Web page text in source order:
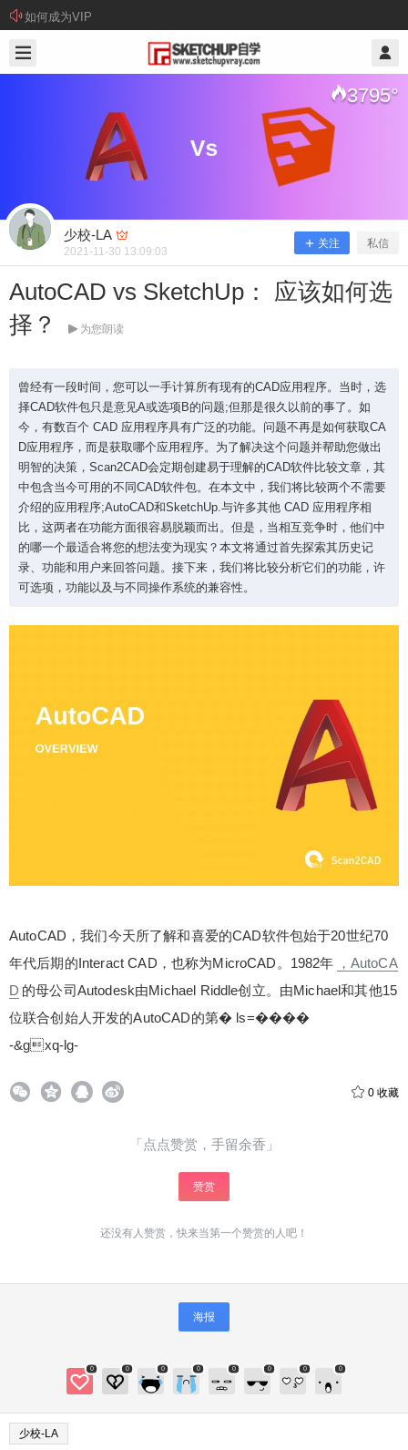
如何成为VIP
3795°
少校-LA
2021-11-30 13:09:03
关注 私信
AutoCAD vs SketchUp： 应该如何选
择？
为您朗读
曾经有一段时间，您可以一手计算所有现有的CAD应用程序。当时，选
择CAD软件包只是意见A或选项B的问题;但那是很久以前的事了。如
今，有数百个 CAD 应用程序具有广泛的功能。问题不再是如何获取CA
D应用程序，而是获取哪个应用程序。为了解决这个问题并帮助您做出
明智的决策，Scan2CAD会定期创建易于理解的CAD软件比较文章，其
中包含当今可用的不同CAD软件包。在本文中，我们将比较两个不需要
介绍的应用程序;AutoCAD和SketchUp.与许多其他 CAD 应用程序相
比，这两者在功能方面很容易脱颖而出。但是，当相互竞争时，他们中
的哪一个最适合将您的想法变为现实？本文将通过首先探索其历史记
录、功能和用户来回答问题。接下来，我们将比较分析它们的功能，许
可选项，功能以及与不同操作系统的兼容性。
AutoCAD，我们今天所了解和喜爱的CAD软件包始于20世纪70
年代后期的Interact CAD，也称为MicroCAD。1982年 ，AutoCA
D 的母公司Autodesk由Michael Riddle创立。由Michael和其他15
位联合创始人开发的AutoCAD的第� ls=����
-&gxq-lg-
0 收藏
「点点赞赏，手留余香」
赞赏
还没有人赞赏，快来当第一个赞赏的人吧！
海报
0 0 0 0 0 0 0 0
少校-LA
少校-LA @ SketchUp自学
AutoCAD vs SketchUp： 应该如何选
择？
曾经有一段时间，您可以一手计算所有现有的CAD
应用程序。当时，选择CAD软件包只是意见A或选
项B的问题;但那是很久以前的事了。如今，有数百
个 CAD 应用程序具有广泛的功能。问题不再是如何
获取CAD应用程序，而是获取哪个应用程序。为了
解决这个问题并帮助您做出明智的决策，Scan2CA
D会定期创建易于理解的CAD软件比较文章，其中
包含当今可用的不同CAD软件包。在本文中，我们
将比较两个不需要介绍的应用程序;AutoCAD和Sket
能方面很容易脱颖而出。但是，当相互竞争时，他
项，功能以及与不同操作系统的兼容性。
扫描二维码继续阅读